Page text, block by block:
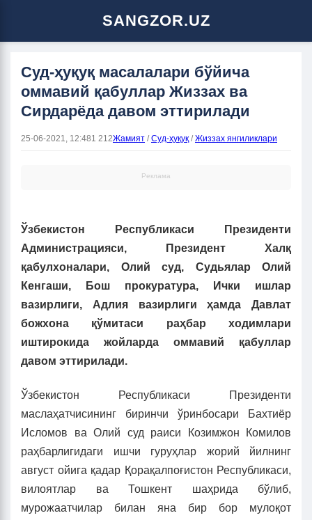
SANGZOR.UZ
Суд-ҳуқуқ масалалари бўйича
оммавий қабуллар Жиззах ва
Сирдарёда давом эттирилади
25-06-2021, 12:481 212Жамият /Суд-ҳуқуқ/Жиззах янгиликлари
Реклама
Ўзбекистон Республикаси Президенти
Администрацияси, Президент Халқ
қабулхоналари, Олий суд, Судьялар Олий
Кенгаши, Бош прокуратура, Ички ишлар
вазирлиги, Адлия вазирлиги ҳамда Давлат
божхона қўмитаси раҳбар ходимлари
иштирокида жойларда оммавий қабуллар
давом эттирилади.
Ўзбекистон Республикаси Президенти
маслаҳатчисининг биринчи ўринбосари Бахтиёр
Исломов ва Олий суд раиси Козимжон Комилов
раҳбарлигидаги ишчи гуруҳлар жорий йилнинг
август ойига қадар Қорақалпоғистон Республикаси,
вилоятлар ва Тошкент шаҳрида бўлиб,
мурожаатчилар билан яна бир бор мулоқот